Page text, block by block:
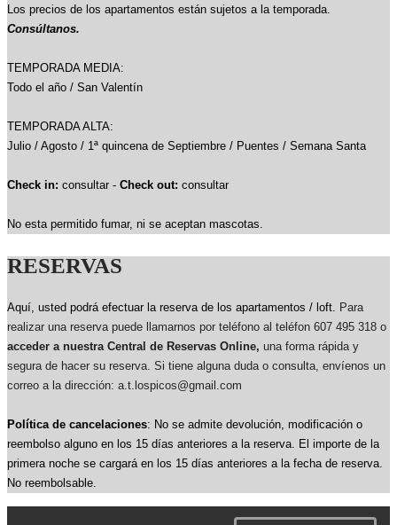
Los precios de los apartamentos están sujetos a la temporada.
Consúltanos.
TEMPORADA MEDIA:
Todo el año / San Valentín
TEMPORADA ALTA:
Julio / Agosto / 1ª quincena de Septiembre / Puentes / Semana Santa
Check in: consultar - Check out: consultar
No esta permitido fumar, ni se aceptan mascotas.
RESERVAS
Aquí, usted podrá efectuar la reserva de los apartamentos / loft. Para
realizar una reserva puede llamarnos por teléfono al teléfon 607 495 318 o
acceder a nuestra Central de Reservas Online, una forma rápida y
segura de hacer su reserva. Si tiene alguna duda o consulta, envíenos un
correo a la dirección: a.t.lospicos@gmail.com
Política de cancelaciones: No se admite devolución, modificación o
reembolso alguno en los 15 días anteriores a la reserva. El importe de la
primera noche se cargará en los 15 días anteriores a la fecha de reserva.
No reembolsable.